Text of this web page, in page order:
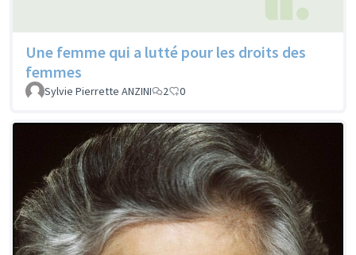
Une femme qui a lutté pour les droits des
femmes
Sylvie Pierrette ANZINI 2 0